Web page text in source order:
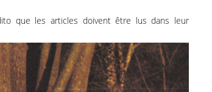
que les articles doivent être lus dans leur